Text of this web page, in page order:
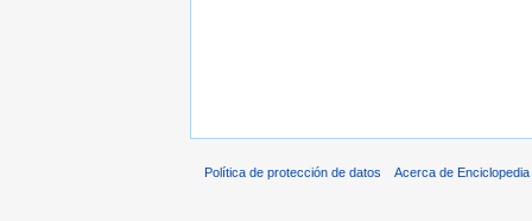
Política de protección de datos Acerca de